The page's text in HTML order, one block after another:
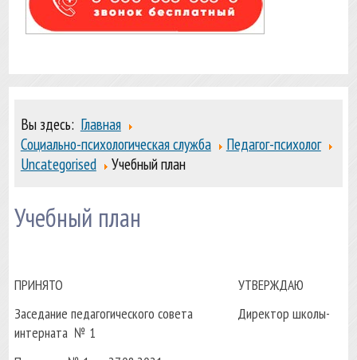
Вы здесь: Главная
Социально-психологическая служба
Педагог-психолог
Uncategorised
Учебный план
Учебный план
ПРИНЯТО УТВЕРЖДАЮ
Заседание педагогического совета Директор школы-
интерната № 1